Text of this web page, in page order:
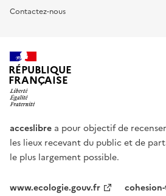
Contactez-nous
RÉPUBLIQUE
FRANÇAISE
acceslibre a pour objectif de
les lieux recevant du public et de
le plus largement possible.
www.ecologie.gouv.fr